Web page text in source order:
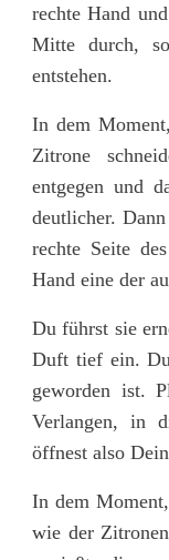
rechte Hand
Mitte durch,
entstehen.
In dem
Zitrone
entgegen und
deutlicher.
rechte Seite
Hand eine der
Du führst sie
Duft tief ein.
geworden ist.
Verlangen, in
öffnest also
In dem
wie der